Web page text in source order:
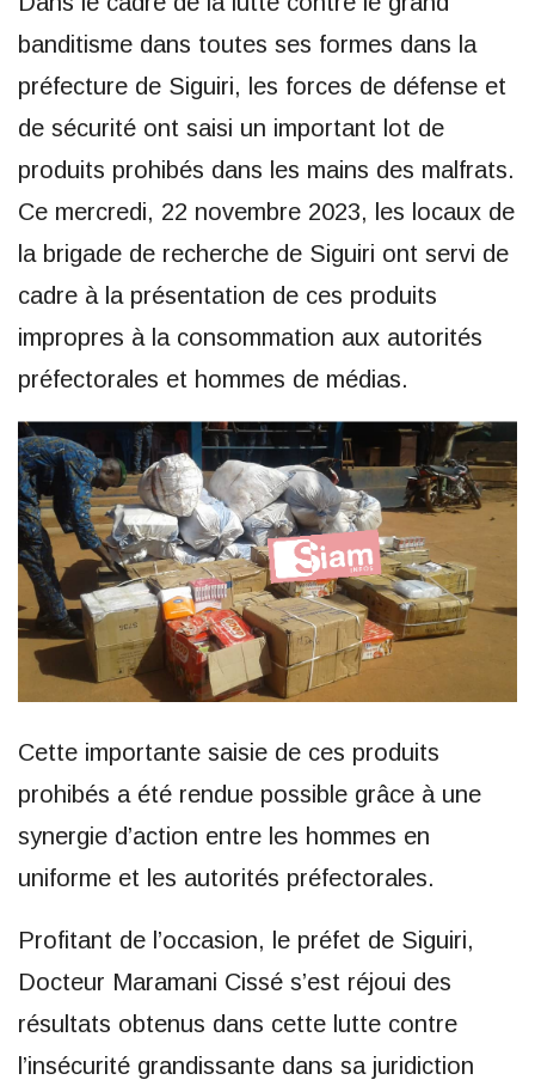
banditisme dans toutes ses formes dans la
préfecture de Siguiri, les forces de défense et
de sécurité ont saisi un important lot de
produits prohibés dans les mains des malfrats.
Ce mercredi, 22 novembre 2023, les locaux de
la brigade de recherche de Siguiri ont servi de
cadre à la présentation de ces produits
impropres à la consommation aux autorités
préfectorales et hommes de médias.
Cette importante saisie de ces produits
prohibés a été rendue possible grâce à une
synergie d’action entre les hommes en
uniforme et les autorités préfectorales.
Profitant de l’occasion, le préfet de Siguiri,
Docteur Maramani Cissé s’est réjoui des
résultats obtenus dans cette lutte contre
l’insécurité grandissante dans sa juridiction